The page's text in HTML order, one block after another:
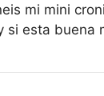
mi mini
si esta buena